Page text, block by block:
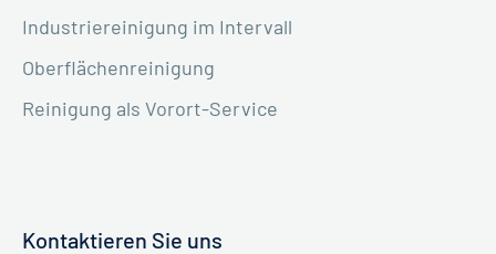
Industriereinigung im Intervall
Oberflächenreinigung
Reinigung als Vorort-Service
Kontaktieren Sie uns